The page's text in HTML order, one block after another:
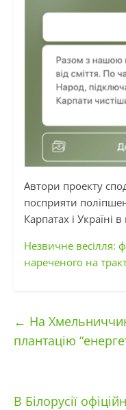
Автори проекту
посприяти
Карпатах і Україні
Незвичне весілля:
нареченого на
← На
плантацію
В Білорусії